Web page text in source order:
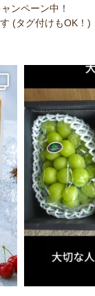
ンペーン中！
(タグ付けもOK！)